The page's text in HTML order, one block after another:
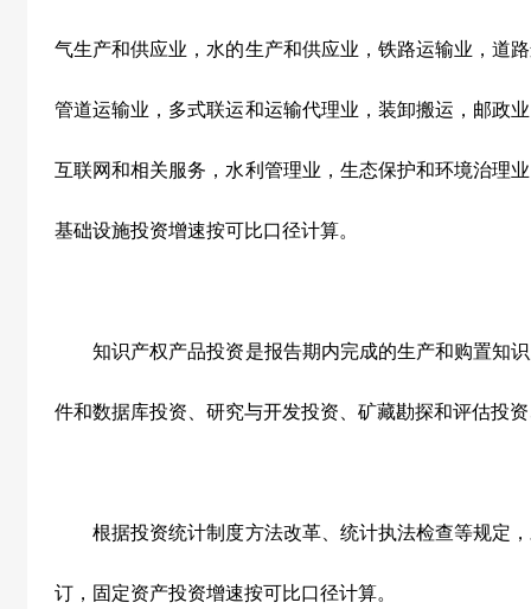
气生产和供应业，水的生产和供应业，铁路运输业，道
管道运输业，多式联运和运输代理业，装卸搬运，邮政
互联网和相关服务，水利管理业，生态保护和环境治理
基础设施投资增速按可比口径计算。
知识产权产品投资是报告期内完成的生产和购置知识
件和数据库投资、研究与开发投资、矿藏勘探和评估投
根据投资统计制度方法改革、统计执法检查等规定，
订，固定资产投资增速按可比口径计算。